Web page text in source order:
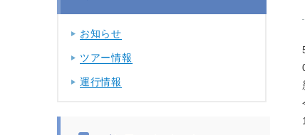
お知らせ
ツアー情報
運行情報